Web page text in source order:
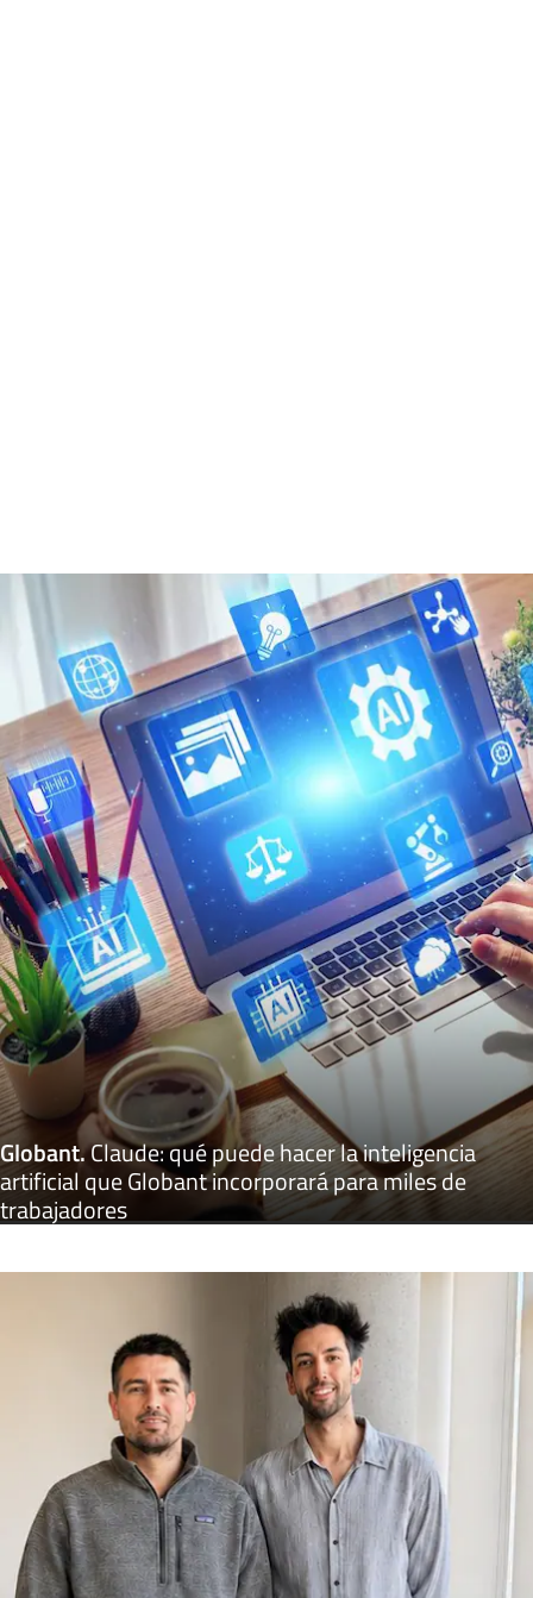
Globant.Claude: qué puede hacer la inteligencia
artificial que Globant incorporará para miles de
trabajadores